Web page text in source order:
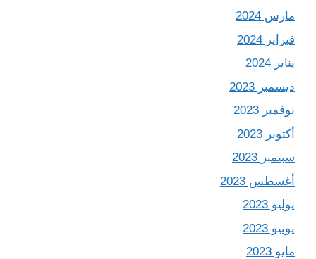
مارس 2024
فبراير 2024
يناير 2024
ديسمبر 2023
نوفمبر 2023
أكتوبر 2023
سبتمبر 2023
أغسطس 2023
يوليو 2023
يونيو 2023
مايو 2023